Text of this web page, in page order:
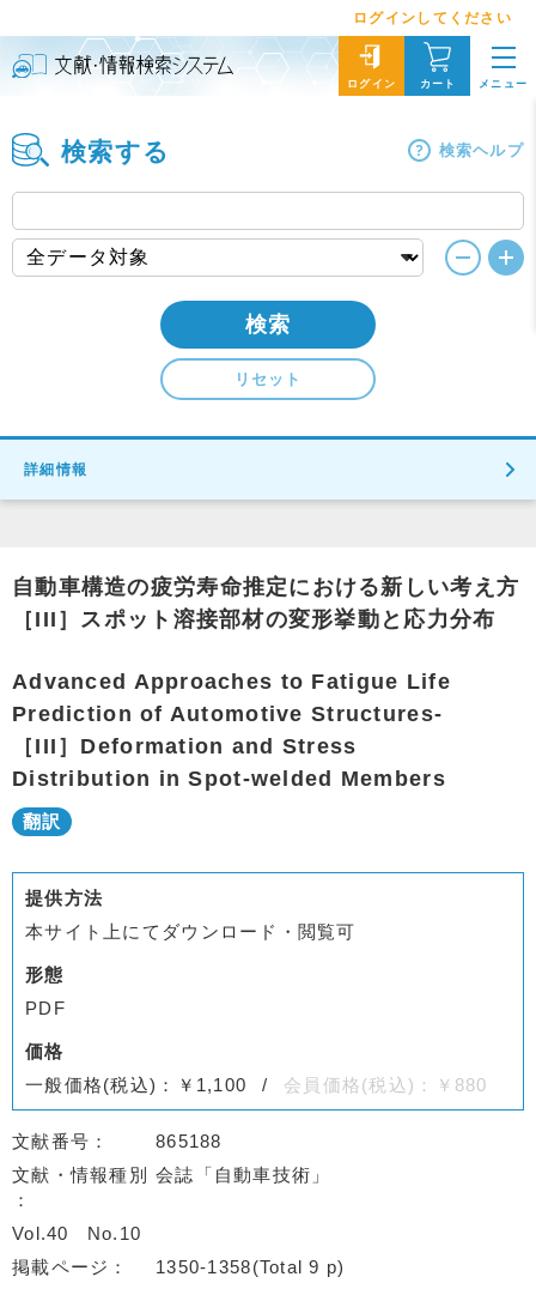
ログインしてください
ログイン カート メニュー
検索する 検索ヘルプ
検索
リセット
詳細情報
自動車構造の疲労寿命推定における新しい考え方
［III］スポット溶接部材の変形挙動と応力分布
Advanced Approaches to Fatigue Life
Prediction of Automotive Structures-
［III］Deformation and Stress
Distribution in Spot-welded Members
提供方法
本サイト上にてダウンロード・閲覧可
形態
PDF
価格
一般価格(税込)：￥1,100
会員価格(税込)：￥880
文献番号
865188
文献・情報種別
会誌「自動車技術」
Vol.40
No.10
掲載ページ
1350-1358(Total 9 p)